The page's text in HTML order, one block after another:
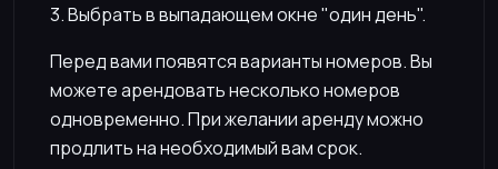
3. Выбрать в выпадающем окне "один день".
Перед вами появятся варианты номеров. Вы
можете арендовать несколько номеров
одновременно. При желании аренду можно
продлить на необходимый вам срок.